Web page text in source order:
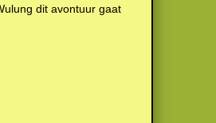
dit avontuur gaat